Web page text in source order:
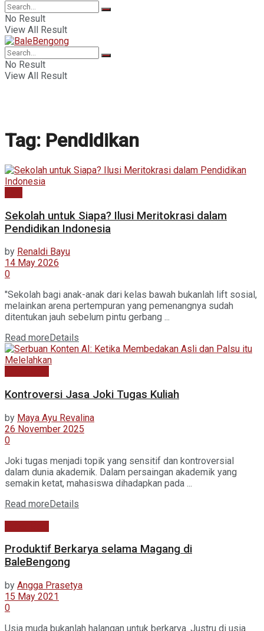
No Result
View All Result
No Result
View All Result
Tag: Pendidikan
Sekolah untuk Siapa? Ilusi Meritokrasi dalam
Pendidikan Indonesia
by Renaldi Bayu
14 May 2026
0
"Sekolah bagi anak-anak dari kelas bawah bukanlah lift sosial,
melainkan arena pertempuran yang pemenangnya sudah
ditentukan jauh sebelum pintu gerbang ...
Read more Details
Kontroversi Jasa Joki Tugas Kuliah
by Maya Ayu Revalina
26 November 2025
0
Joki tugas menjadi topik yang sensitif dan kontroversial
dalam dunia akademik. Dalam persaingan akademik yang
semakin ketat, mahasiswa dihadapkan pada ...
Read moreDetails
Produktif Berkarya selama Magang di
BaleBengong
by Angga Prasetya
15 May 2021
0
Usia muda bukanlah halangan untuk berkarya. Justru di usia